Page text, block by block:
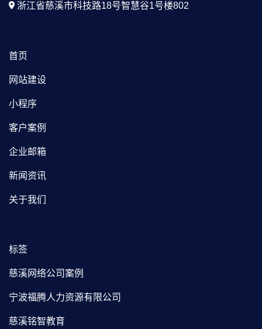
浙江省慈溪市科技路18号智慧谷1号楼802
首页
网站建设
小程序
客户案例
企业邮箱
新闻资讯
关于我们
标签
慈溪网络公司案例
宁波福腾人力资源有限公司
慈溪铭智教育